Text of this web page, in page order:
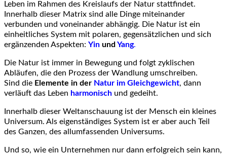
Leben im Rahmen des Kreislaufs der Natur stattfindet.
Innerhalb dieser Matrix sind alle Dinge miteinander
verbunden und voneinander abhängig. Die Natur ist ein
einheitliches System mit polaren, gegensätzlichen und sich
ergänzenden Aspekten: Yin und Yang.
Die Natur ist immer in Bewegung und folgt zyklischen
Abläufen, die den Prozess der Wandlung umschreiben.
Sind die Elemente in der Natur im Gleichgewicht, dann
verläuft das Leben harmonisch und gedeiht.
Innerhalb dieser Weltanschauung ist der Mensch ein kleines
Universum. Als eigenständiges System ist er aber auch Teil
des Ganzen, des allumfassenden Universums.
Und so, wie ein Unternehmen nur dann erfolgreich sein kann,